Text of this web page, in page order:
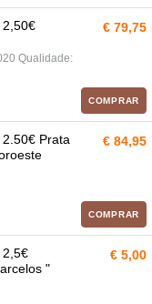
2,50€
Qualidade:
€ 79,75
COMPRAR
Prata
€ 84,95
COMPRAR
2,5€
"
€ 5,00